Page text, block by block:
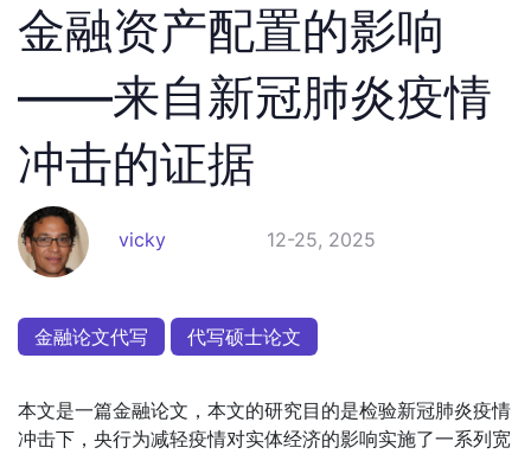
金融资产配置的影响
——来自新冠肺炎疫情
冲击的证据
vicky 12-25, 2025
金融论文代写 代写硕士论文
本文是一篇金融论文，本文的研究目的是检验新冠肺炎疫情
冲击下，央行为减轻疫情对实体经济的影响实施了一系列宽